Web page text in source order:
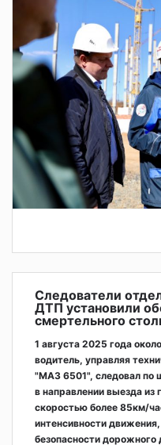
Следователи
ДТП установили
смертельного
1 августа 2025 года
водитель, управляя
"МАЗ 6501", следовал по
в направлении выезда из
скоростью более 85км/
интенсивности
безопасности